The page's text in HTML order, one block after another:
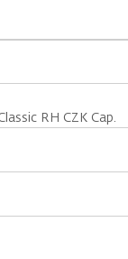
RH CZK Cap.